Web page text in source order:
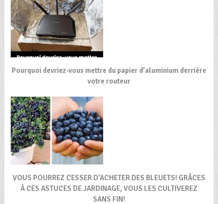
Pourquoi devriez-vous mettre du papier d’aluminium derrière
votre routeur
VOUS POURREZ CESSER D’ACHETER DES BLEUETS! GRÂCES
À CES ASTUCES DE JARDINAGE, VOUS LES CULTIVEREZ
SANS FIN!